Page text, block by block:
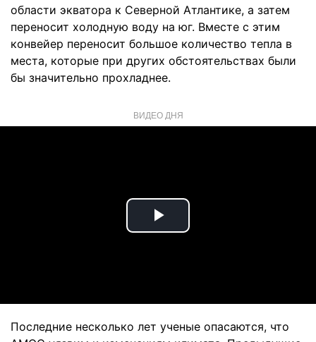
области экватора к Северной Атлантике, а затем
переносит холодную воду на юг. Вместе с этим
конвейер переносит большое количество тепла в
места, которые при других обстоятельствах были
бы значительно прохладнее.
ВИДЕО ДНЯ
Play
Последние несколько лет ученые опасаются, что